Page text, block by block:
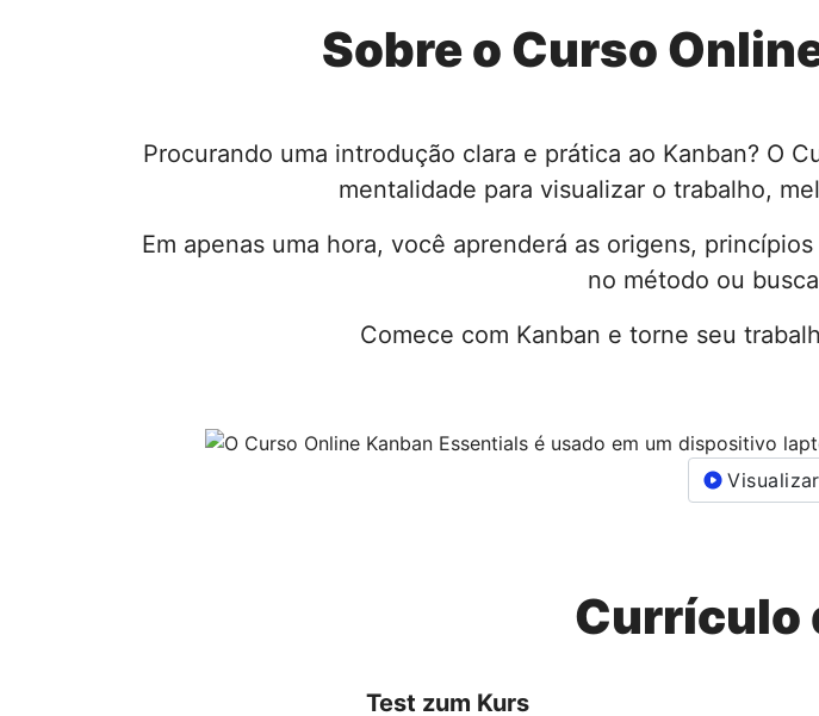
Sobre o Curso
Procurando uma introdução clara e prática ao Kanban? O
mentalidade para visualizar o trabalho,
Em apenas uma hora, você aprenderá as origens,
no método ou
Comece com Kanban e torne seu
Currículo
Test zum Kurs